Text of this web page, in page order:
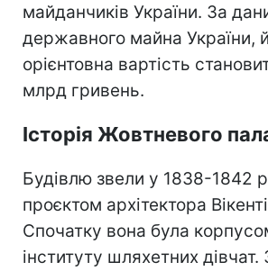
майданчиків України. За
державного майна України,
орієнтовна вартість
млрд гривень.
Історія Жовтневого
Будівлю звели у 1838-1842
проєктом архітектора
Спочатку вона була
інституту шляхетних